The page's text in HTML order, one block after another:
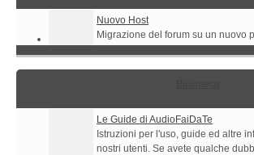
Nuovo Host
Migrazione del forum su un nuovo
Le Guide di AudioFaiDaTe
Istruzioni per l'uso, guide ed altre
nostri utenti. Se avete qualche